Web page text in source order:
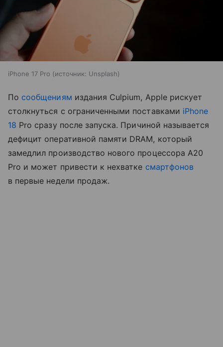
iPhone 17 Pro источник: Unsplash
По сообщениям издания Culpium, Apple рискует
столкнуться с ограниченными поставками iPhone
18 Pro сразу после запуска. Причиной называется
дефицит оперативной памяти DRAM, который
замедлил производство нового процессора A20
Pro и может привести к нехватке смартфонов
в первые недели продаж.